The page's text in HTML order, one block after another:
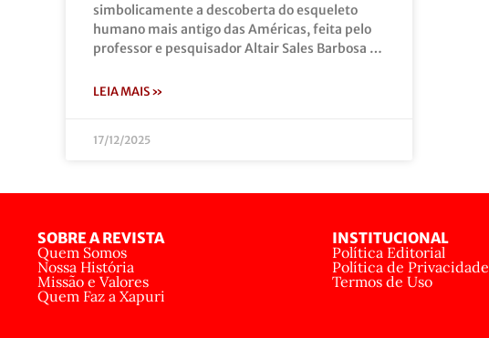
simbolicamente a descoberta do esqueleto
humano mais antigo das Américas, feita pelo
professor e pesquisador Altair Sales Barbosa …
LEIA MAIS »
17/12/2025
SOBRE A REVISTA
Quem Somos
Nossa História
Missão e Valores
Quem Faz a Xapuri
INSTITUCIONAL
Política Editorial
Política de Privacidade
Termos de Uso